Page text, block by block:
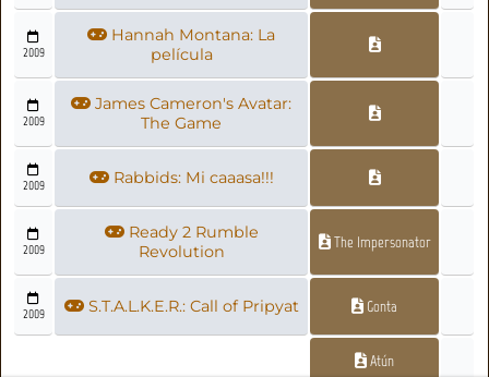
2009
Hannah Montana: La
película
2009
James Cameron's Avatar:
The Game
2009 Rabbids: Mi caaasa!!!
2009
Ready 2 Rumble
Revolution
The Impersonator
2009 S.T.A.L.K.E.R.: Call of Pripyat Gonta
Atún